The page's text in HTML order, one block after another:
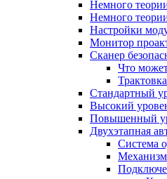
Немного
Немного
Настройки
Монитор
Сканер
Что
Стандартный
Высокий
Повышенный
Двухэтапная
Система
Механизм